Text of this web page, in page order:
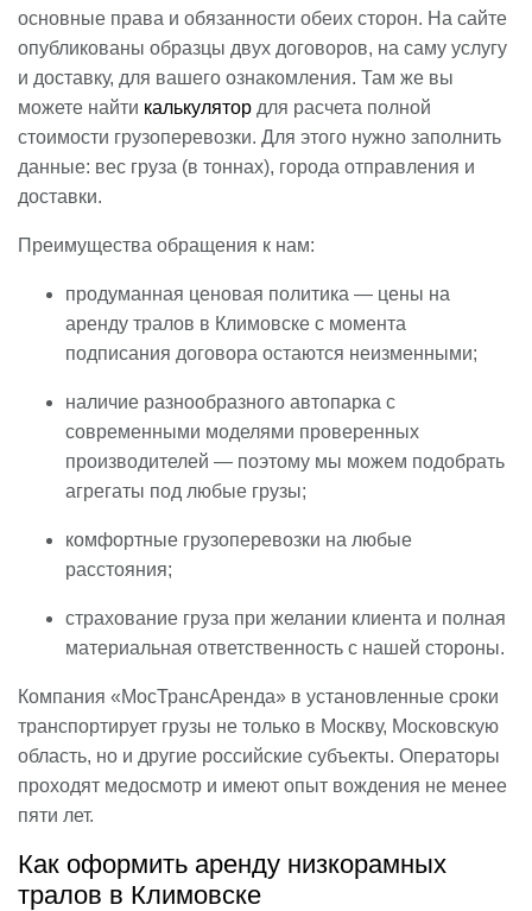
основные права и обязанности обеих сторон. На сайте
опубликованы образцы двух договоров, на саму услугу
и доставку, для вашего ознакомления. Там же вы
можете найти калькулятор для расчета полной
стоимости грузоперевозки. Для этого нужно заполнить
данные: вес груза (в тоннах), города отправления и
доставки.
Преимущества обращения к нам:
продуманная ценовая политика — цены на
аренду тралов в Климовске с момента
подписания договора остаются неизменными;
наличие разнообразного автопарка с
современными моделями проверенных
производителей — поэтому мы можем подобрать
агрегаты под любые грузы;
комфортные грузоперевозки на любые
расстояния;
страхование груза при желании клиента и полная
материальная ответственность с нашей стороны.
Компания «МосТрансАренда» в установленные сроки
транспортирует грузы не только в Москву, Московскую
область, но и другие российские субъекты. Операторы
проходят медосмотр и имеют опыт вождения не менее
пяти лет.
Как оформить аренду низкорамных
тралов в Климовске